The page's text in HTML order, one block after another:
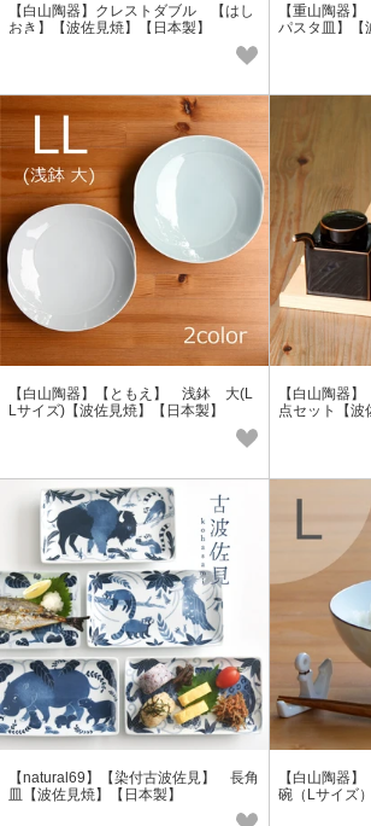
【白山陶器】クレストダブル 【はし
おき】【波佐見焼】【日本製】
【重山陶器
パスタ皿】【
【白山陶器】【ともえ】 浅鉢 大(L
Lサイズ)【波佐見焼】【日本製】
【白山陶器
点セット【波
【natural69】【染付古波佐見】 長角
皿【波佐見焼】【日本製】
【白山陶器
碗（Lサイズ